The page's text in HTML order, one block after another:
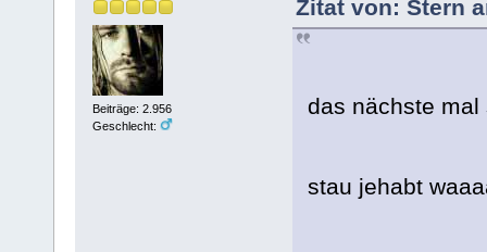
Beiträge: 2.956
Geschlecht:
Zitat von: Stern
das nächste
stau jehabt